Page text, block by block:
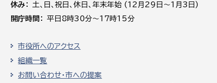
休み
土､日､祝日、休日、年末年始 (12月29日～1月3日)
開庁時間
平日8時30分～17時15分
市役所へのアクセス
組織一覧
お問い合わせ・市への提案